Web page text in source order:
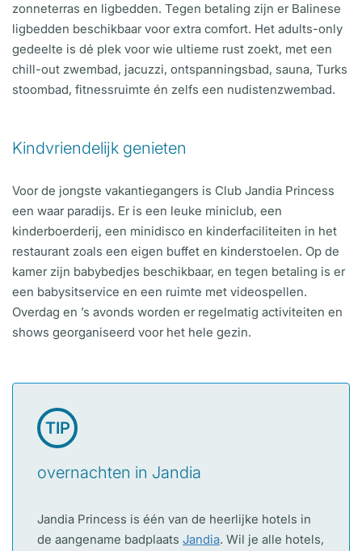
zonneterras en ligbedden. Tegen betaling zijn er Balinese
ligbedden beschikbaar voor extra comfort. Het adults-only
gedeelte is dé plek voor wie ultieme rust zoekt, met een
chill-out zwembad, jacuzzi, ontspanningsbad, sauna, Turks
stoombad, fitnessruimte én zelfs een nudistenzwembad.
Kindvriendelijk genieten
Voor de jongste vakantiegangers is Club Jandia Princess
een waar paradijs. Er is een leuke miniclub, een
kinderboerderij, een minidisco en kinderfaciliteiten in het
restaurant zoals een eigen buffet en kinderstoelen. Op de
kamer zijn babybedjes beschikbaar, en tegen betaling is er
een babysitservice en een ruimte met videospellen.
Overdag en ’s avonds worden er regelmatig activiteiten en
shows georganiseerd voor het hele gezin.
TIP
overnachten in Jandia
Jandia Princess is één van de heerlijke hotels in
de aangename badplaats Jandia. Wil je alle hotels,